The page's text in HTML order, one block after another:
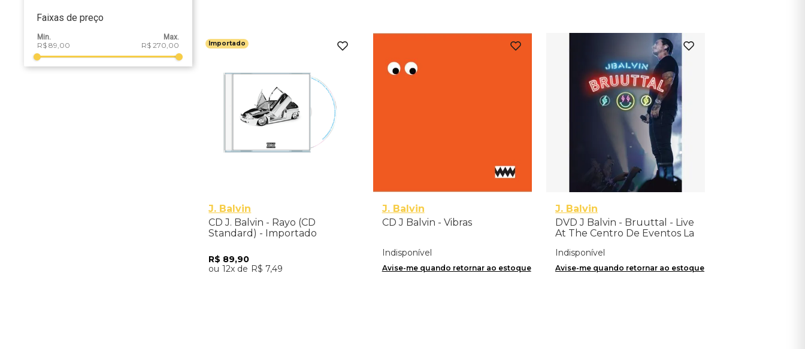
Faixas de preço
R$ 89,00 R$ 270,00 Importado
J. Balvin
CD J. Balvin - Rayo (CD
Standard) - Importado
R$ 89,90
12
R$ 7,49
J. Balvin
CD J Balvin - Vibras
Indisponível
Avise-me quando retornar ao estoque
J. Balvin
DVD J Balvin - Bruuttal - Live
At The Centro De Eventos La
Indisponível
Avise-me quando retornar ao estoque